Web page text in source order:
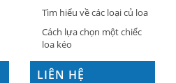
Tìm hiểu về các loại củ loa
Cách lựa chọn một chiếc
loa kéo
LIÊN HỆ